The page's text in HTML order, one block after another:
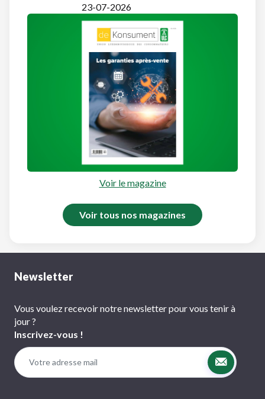
23-07-2026
Voir le magazine
Voir tous nos magazines
Newsletter
Vous voulez recevoir notre newsletter pour vous tenir à
jour ?
Inscrivez-vous !